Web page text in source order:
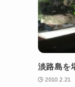
淡路島を
2010.2.21